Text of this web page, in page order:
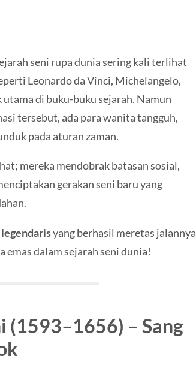
seni rupa dunia sering kali terlihat
Leonardo da Vinci, Michelangelo,
di buku-buku sejarah. Namun
tersebut, ada para wanita tangguh,
pada aturan zaman.
mereka mendobrak batasan sosial,
gerakan seni baru yang
yang berhasil meretas jalannya
dalam sejarah seni dunia!
(1593–1656) – Sang